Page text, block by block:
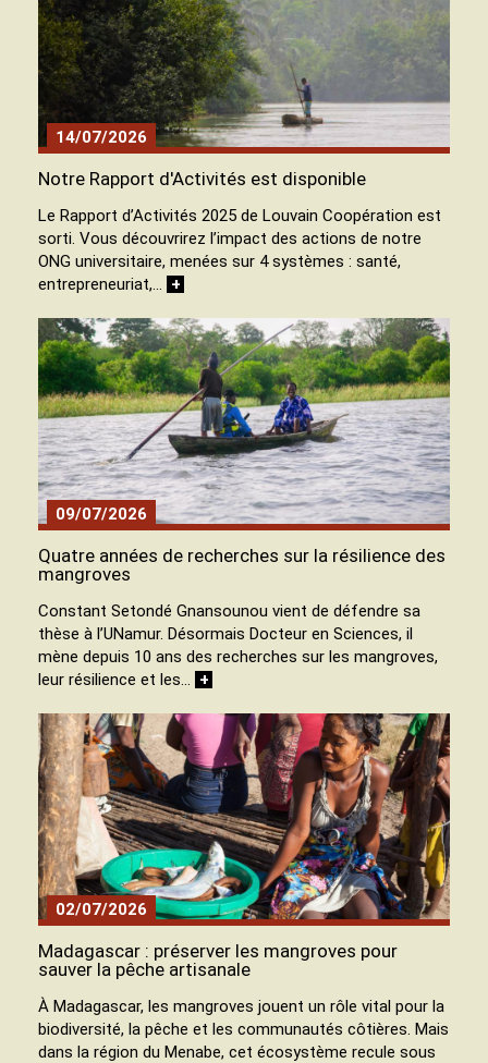
14/07/2026
Notre Rapport d'Activités est disponible
Le Rapport d’Activités 2025 de Louvain Coopération est
sorti. Vous découvrirez l’impact des actions de notre
ONG universitaire, menées sur 4 systèmes : santé,
entrepreneuriat,… +
09/07/2026
Quatre années de recherches sur la résilience des
mangroves
Constant Setondé Gnansounou vient de défendre sa
thèse à l’UNamur. Désormais Docteur en Sciences, il
mène depuis 10 ans des recherches sur les mangroves,
leur résilience et les… +
02/07/2026
Madagascar : préserver les mangroves pour
sauver la pêche artisanale
À Madagascar, les mangroves jouent un rôle vital pour la
biodiversité, la pêche et les communautés côtières. Mais
dans la région du Menabe, cet écosystème recule sous